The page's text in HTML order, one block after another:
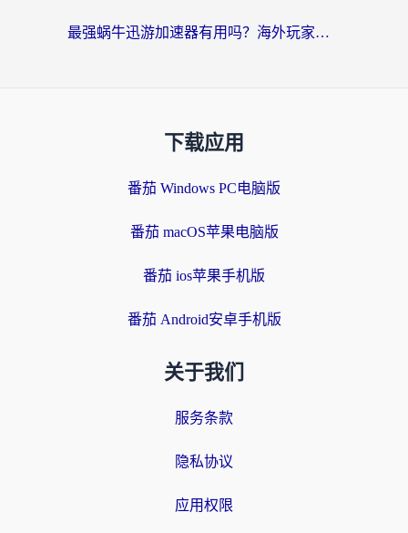
最强蜗牛迅游加速器有用吗？海外玩家国服游戏加速避坑指南（附德国玩忍者必须死3流星蝴蝶剑解决办法）
下载应用
番茄 Windows PC电脑版
番茄 macOS苹果电脑版
番茄 ios苹果手机版
番茄 Android安卓手机版
关于我们
服务条款
隐私协议
应用权限